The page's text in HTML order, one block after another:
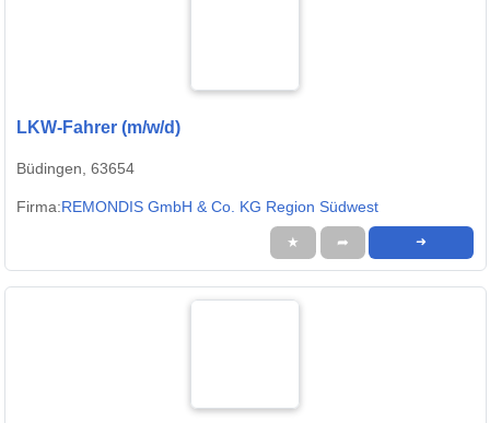
LKW-Fahrer (m/w/d)
Büdingen, 63654
Firma:REMONDIS GmbH & Co. KG Region Südwest
★ ➦ ➜